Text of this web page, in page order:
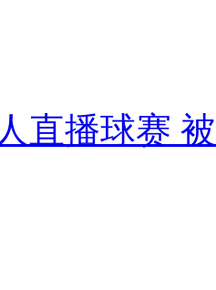
直播球赛